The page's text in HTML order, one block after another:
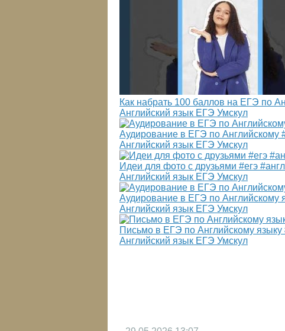
Как набрать 100 баллов на ЕГЭ по
Английский язык ЕГЭ Умскул
Аудирование в ЕГЭ по Английскому
Английский язык ЕГЭ Умскул
Идеи для фото с друзьями #егэ
Английский язык ЕГЭ Умскул
Аудирование в ЕГЭ по Английскому
Английский язык ЕГЭ Умскул
Письмо в ЕГЭ по Английскому языку
Английский язык ЕГЭ Умскул